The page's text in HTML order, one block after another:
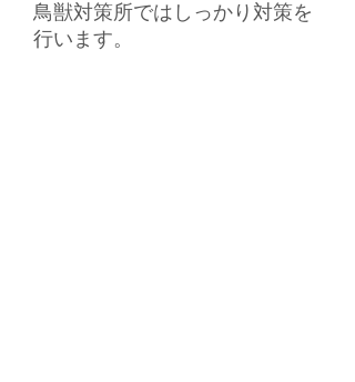
鳥獣対策所ではしっかり対策を
行います。